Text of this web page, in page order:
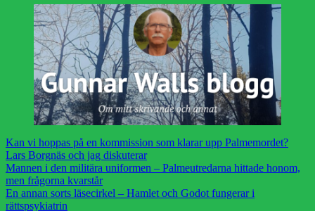
Kan vi hoppas på en kommission som klarar upp Palmemordet?
Lars Borgnäs och jag diskuterar
Mannen i den militära uniformen – Palmeutredarna hittade honom,
men frågorna kvarstår
En annan sorts läsecirkel – Hamlet och Godot fungerar i
rättspsykiatrin